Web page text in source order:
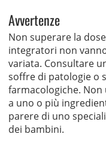
Avvertenze
Non superare la
integratori non
variata. Consultare
soffre di patologie o
farmacologiche.
a uno o più
parere di uno
dei bambini.